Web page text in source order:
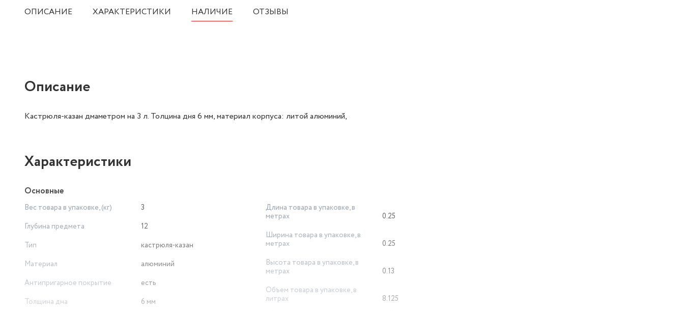
ОПИСАНИЕ ХАРАКТЕРИСТИКИ НАЛИЧИЕ ОТЗЫВЫ
Описание
Кастрюля-казан дмаметром на 3 л. Толцина дня 6 мм, материал корпуса: литой алюминий,
Характеристики
Основные
Вес товара в упаковке, (кг)
3
Глубина предмета
12
Тип
кастрюля-казан
Материал
алюминий
Антипригарное покрытие
есть
Толщина дна
6 мм
Длина товара в упаковке, в
метрах
0.25
Ширина товара в упаковке, в
метрах
0.25
Высота товара в упаковке, в
метрах
0.13
Объем товара в упаковке, в
литрах
8.125